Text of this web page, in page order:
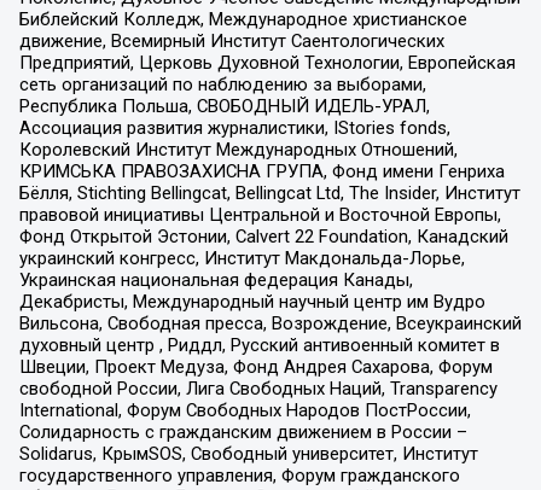
Библейский Колледж, Международное христианское
движение, Всемирный Институт Саентологических
Предприятий, Церковь Духовной Технологии, Европейская
сеть организаций по наблюдению за выборами,
Республика Польша, СВОБОДНЫЙ ИДЕЛЬ-УРАЛ,
Ассоциация развития журналистики, IStories fonds,
Королевский Институт Международных Отношений,
КРИМСЬКА ПРАВОЗАХИСНА ГРУПА, Фонд имени Генриха
Бёлля, Stichting Bellingcat, Bellingcat Ltd, The Insider, Институт
правовой инициативы Центральной и Восточной Европы,
Фонд Открытой Эстонии, Calvert 22 Foundation, Канадский
украинский конгресс, Институт Макдональда-Лорье,
Украинская национальная федерация Канады,
Декабристы, Международный научный центр им Вудро
Вильсона, Свободная пресса, Возрождение, Всеукраинский
духовный центр , Риддл, Русский антивоенный комитет в
Швеции, Проект Медуза, Фонд Андрея Сахарова, Форум
свободной России, Лига Свободных Наций, Transparеncy
International, Форум Свободных Народов ПостРоссии,
Солидарность с гражданским движением в России –
Solidarus, КрымSOS, Свободный университет, Институт
государственного управления, Форум гражданского